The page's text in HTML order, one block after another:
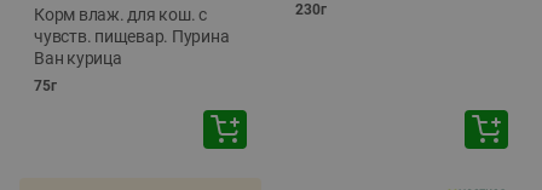
Корм влаж. для кош. с
чувств. пищевар. Пурина
Ван курица
75г
230г